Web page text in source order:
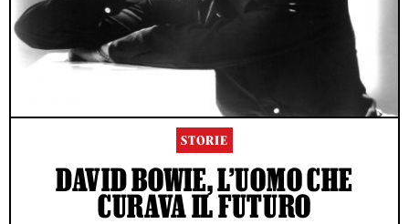
STORIE
DAVID BOWIE, L’UOMO CHE
CURAVA IL FUTURO